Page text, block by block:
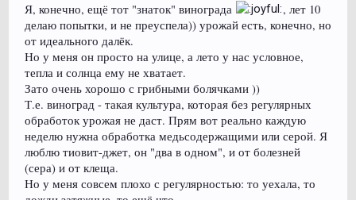
Я, конечно, ещё тот "знаток" винограда
, лет 10
делаю попытки, и не преуспела)) урожай есть, конечно, но
от идеального далёк.
Но у меня он просто на улице, а лето у нас условное,
тепла и солнца ему не хватает.
Зато очень хорошо с грибными болячками ))
Т.е. виноград - такая культура, которая без регулярных
обработок урожая не даст. Прям вот реально каждую
неделю нужна обработка медьсодержащими или серой. Я
люблю тиовит-джет, он "два в одном", и от болезней
(сера) и от клеща.
Но у меня совсем плохо с регулярностью: то уехала, то